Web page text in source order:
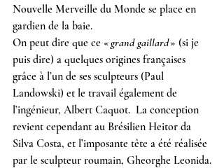
Nouvelle Merveille du Monde se place en
gardien de la baie.
On peut dire que ce « grand gaillard » (si je
puis dire) a quelques origines françaises
grâce à l’un de ses sculpteurs (Paul
Landowski) et le travail également de
l’ingénieur, Albert Caquot.  La conception
revient cependant au Brésilien Heitor da
Silva Costa, et l’imposante tête a été réalisée
par le sculpteur roumain, Gheorghe Leonida.